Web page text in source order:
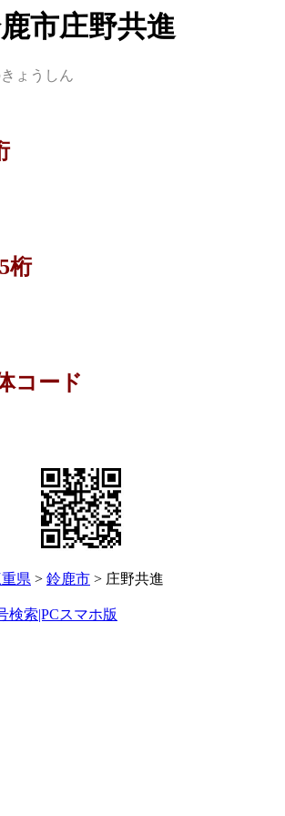
市庄野共進
ょうしん
桁
コード
県 > 鈴鹿市 > 庄野共進
検索|PCスマホ版